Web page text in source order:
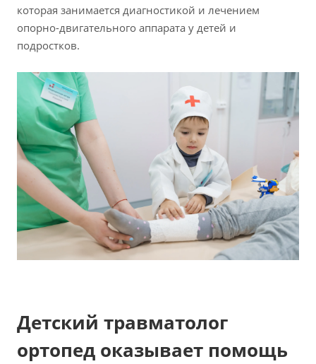
которая занимается диагностикой и лечением
опорно-двигательного аппарата у детей и
подростков.
Детский травматолог
ортопед оказывает помощь